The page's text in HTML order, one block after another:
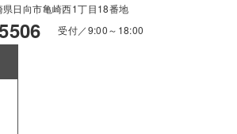
日向市亀崎西1丁目18番地
受付／9:00～18:00